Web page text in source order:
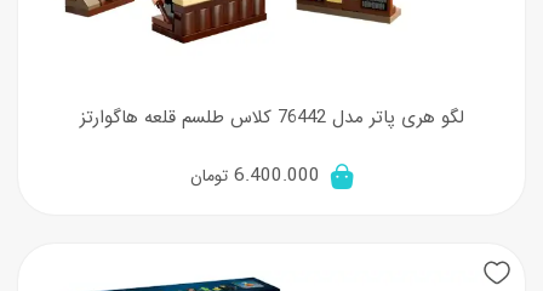
لگو هری پاتر مدل 76442 کلاس طلسم قلعه هاگوارتز
6.400.000 تومان